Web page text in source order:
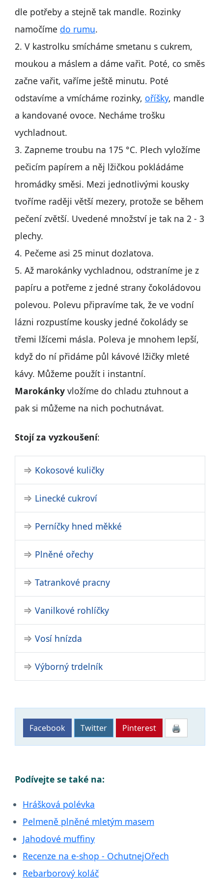
dle potřeby a stejně tak mandle. Rozinky
namočíme do rumu.
2. V kastrolku smícháme smetanu s cukrem,
moukou a máslem a dáme vařit. Poté, co směs
začne vařit, vaříme ještě minutu. Poté
odstavíme a vmícháme rozinky, oříšky, mandle
a kandované ovoce. Necháme trošku
vychladnout.
3. Zapneme troubu na 175 °C. Plech vyložíme
pečicím papírem a něj lžičkou pokládáme
hromádky směsi. Mezi jednotlivými kousky
tvoříme raději větší mezery, protože se během
pečení zvětší. Uvedené množství je tak na 2 - 3
plechy.
4. Pečeme asi 25 minut dozlatova.
5. Až marokánky vychladnou, odstraníme je z
papíru a potřeme z jedné strany čokoládovou
polevou. Polevu připravíme tak, že ve vodní
lázni rozpustíme kousky jedné čokolády se
třemi lžícemi másla. Poleva je mnohem lepší,
když do ní přidáme půl kávové lžičky mleté
kávy. Můžeme použít i instantní.
Marokánky vložíme do chladu ztuhnout a
pak si můžeme na nich pochutnávat.
Stojí za vyzkoušení:
Kokosové kuličky
Linecké cukroví
Perníčky hned měkké
Plněné ořechy
Tatrankové pracny
Vanilkové rohlíčky
Vosí hnízda
Výborný trdelník
Facebook Twitter Pinterest 🖨
Podívejte se také na:
Hrášková polévka
Pelmeně plněné mletým masem
Jahodové muffiny
Recenze na e-shop - OchutnejOřech
Rebarborový koláč